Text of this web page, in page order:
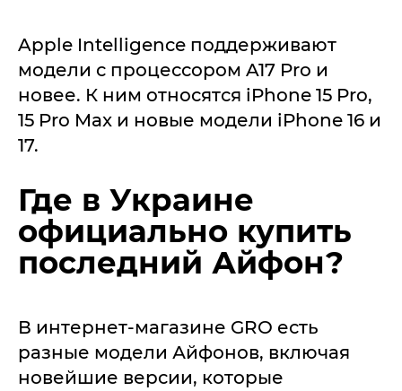
Apple Intelligence поддерживают
модели с процессором A17 Pro и
новее. К ним относятся iPhone 15 Pro,
15 Pro Max и новые модели iPhone 16 и
17.
Где в Украине
официально купить
последний Айфон?
В интернет-магазине GRO есть
разные модели Айфонов, включая
новейшие версии, которые